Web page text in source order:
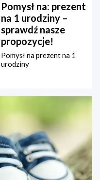
Pomysł na: prezent
na 1 urodziny –
sprawdź nasze
propozycje!
Pomysł na prezent na 1
urodziny